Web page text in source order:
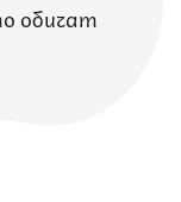
обичат